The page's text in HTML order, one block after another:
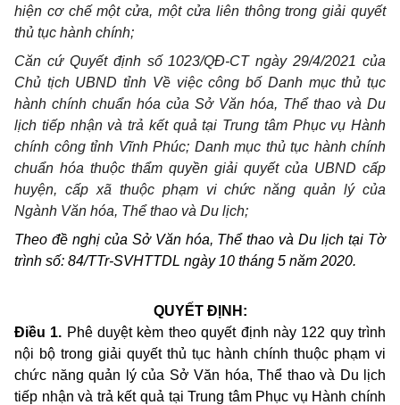
hiện cơ chế một cửa, một cửa liên thông trong giải quyết
thủ tục hành chính;
Căn cứ Quyết định số 1023/QĐ-CT ngày 29/4/2021 của
Chủ tịch UBND tỉnh Về việc công bố Danh mục thủ tục
hành chính chuẩn hóa của Sở Văn hóa, Thể thao và Du
lịch tiếp nhận và trả kết quả tại Trung tâm Phục vụ Hành
chính công tỉnh Vĩnh Phúc; Danh mục thủ tục hành chính
chuẩn hóa thuộc thẩm quyền giải quyết của UBND cấp
huyện, cấp xã thuộc phạm vi chức năng quản lý của
Ngành Văn hóa, Thể thao và Du lịch;
Theo đề nghị của Sở Văn hóa, Thể thao và Du lịch tại Tờ
trình số: 84/TTr-SVHTTDL ngày 10 tháng 5 năm 2020.
QUYẾT ĐỊNH:
Điều 1. Phê duyệt kèm theo quyết định này 122 quy trình
nội bộ trong giải quyết thủ tục hành chính thuộc phạm vi
chức năng quản lý của Sở Văn hóa, Thể thao và Du lịch
tiếp nhận và trả kết quả tại Trung tâm Phục vụ Hành chính